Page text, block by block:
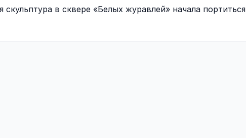
скульптура в сквере «Белых журавлей» начала портиться